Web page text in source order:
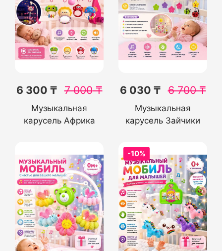
6 300 ₸ 7 000₸
Музыкальная
карусель Африка
6 030 ₸ 6 700₸
Музыкальная
карусель Зайчики
-10%